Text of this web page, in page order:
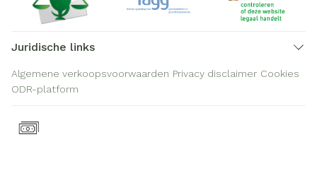
Juridische links
Algemene verkoopsvoorwaarden Privacy disclaimer Cookies
ODR-platform